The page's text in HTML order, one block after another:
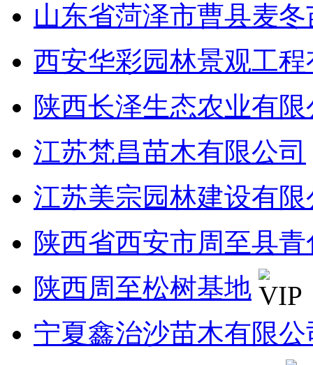
山东省菏泽市曹县麦
西安华彩园林景观工
陕西长泽生态农业有
江苏梵昌苗木有限公司
江苏美宗园林建设有限
陕西省西安市周至县
陕西周至松树基地
宁夏鑫治沙苗木有限公